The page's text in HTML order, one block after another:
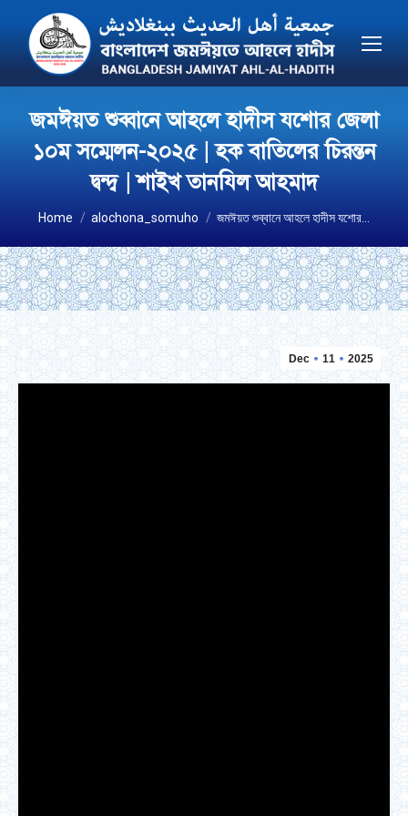
জমঈয়ত শুব্বানে আহলে হাদীস যশোর জেলা
১০ম সম্মেলন-২০২৫ | হক বাতিলের চিরন্তন
দ্বন্দ্ব | শাইখ তানযিল আহমাদ
You are here:
Home alochona_somuho জমঈয়ত শুব্বানে আহলে হাদীস যশোর…
Dec 11 2025